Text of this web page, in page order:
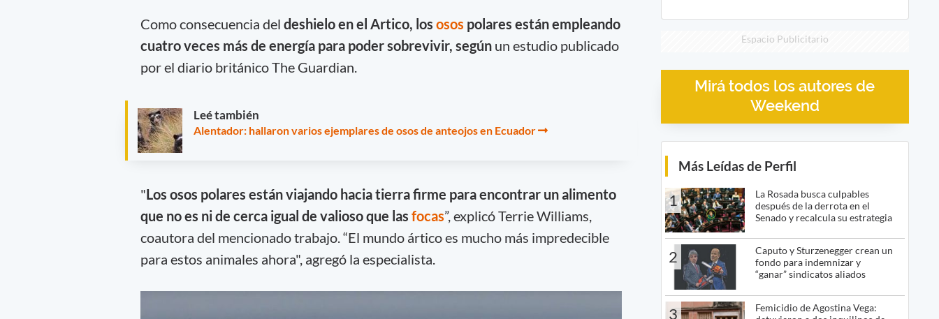
Como consecuencia del deshielo en el Artico, los osos polares están empleando
cuatro veces más de energía para poder sobrevivir, según un estudio publicado
por el diario británico The Guardian.
Leé también
Alentador: hallaron varios ejemplares de osos de anteojos en Ecuador
"Los osos polares están viajando hacia tierra firme para encontrar un alimento
que no es ni de cerca igual de valioso que las focas”, explicó Terrie Williams,
coautora del mencionado trabajo. “El mundo ártico es mucho más impredecible
para estos animales ahora", agregó la especialista.
Espacio Publicitario
Mirá todos los autores de
Weekend
Más Leídas de Perfil
1
La Rosada busca culpables
después de la derrota en el
Senado y recalcula su estrategia
2
Caputo y Sturzenegger crean un
fondo para indemnizar y
“ganar” sindicatos aliados
3
Femicidio de Agostina Vega: